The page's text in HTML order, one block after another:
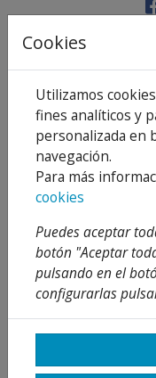
Caracteristícas:
Rociador para
plástico ABS y
cinco posiciones
estándar G ½”.
Cookies
Utilizamos
fines analíticos y
personalizada en
navegación.
Para más
cookies
Puedes aceptar
botón "Aceptar
pulsando en el
configurarlas